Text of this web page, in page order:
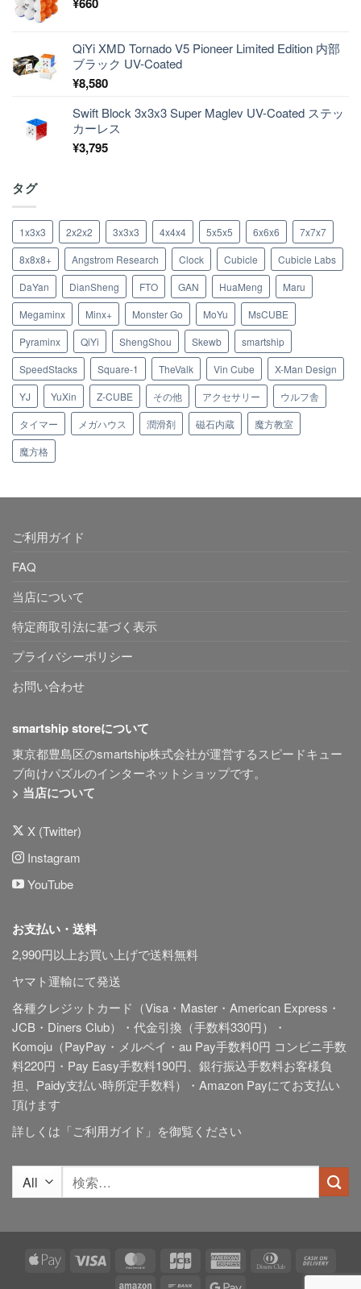
QiYi XMD Tornado V5 Pioneer Limited Edition 内部
ブラック UV-Coated
¥8,580
Swift Block 3x3x3 Super Maglev UV-Coated ステッ
カーレス
¥3,795
タグ
1x3x3 2x2x2 3x3x3 4x4x4 5x5x5 6x6x6
7x7x7
8x8x8+
Angstrom Research Clock Cubicle
Cubicle Labs
DaYan
DianSheng FTO GAN HuaMeng
Maru
Megaminx
Minx+ Monster Go MoYu
MsCUBE
Pyraminx
QiYi ShengShou Skewb
smartship
SpeedStacks
Square-1 TheValk Vin Cube
X-Man Design
YJ
YuXin Z-CUBE その他 アクセサリー
ウルフ舎
タイマー
メガハウス 潤滑剤 磁石内蔵
魔方教室
魔方格
ご利用ガイド
FAQ
当店について
特定商取引法に基づく表示
プライバシーポリシー
お問い合わせ
smartship storeについて
東京都豊島区のsmartship株式会社が運営するスピードキュー
ブ向けパズルのインターネットショップです。
> 当店について
X (Twitter)
Instagram
YouTube
お支払い・送料
2,990円以上お買い上げで送料無料
ヤマト運輸にて発送
各種クレジットカード（Visa・Master・American Express・
JCB・Diners Club）・代金引換（手数料330円）・
Komoju（PayPay・メルペイ・au Pay手数料0円 コンビニ手数
料220円・Pay Easy手数料190円、銀行振込手数料お客様負
担、Paidy支払い時所定手数料）・Amazon Payにてお支払い
頂けます
詳しくは「ご利用ガイド 」を御覧ください
索
Apple
Visa MasterCardJCB
American
Dinners
Club
On
Amazon Bank Google